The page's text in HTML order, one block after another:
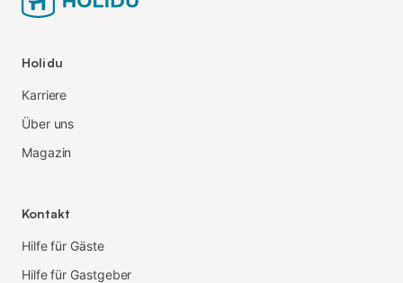
Holidu
Karriere
Über uns
Magazin
Kontakt
Hilfe für Gäste
Hilfe für Gastgeber